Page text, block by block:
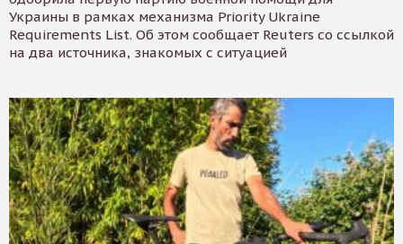
Украины в рамках механизма Priority Ukraine
Requirements List. Об этом сообщает Reuters со ссылкой
на два источника, знакомых с ситуацией